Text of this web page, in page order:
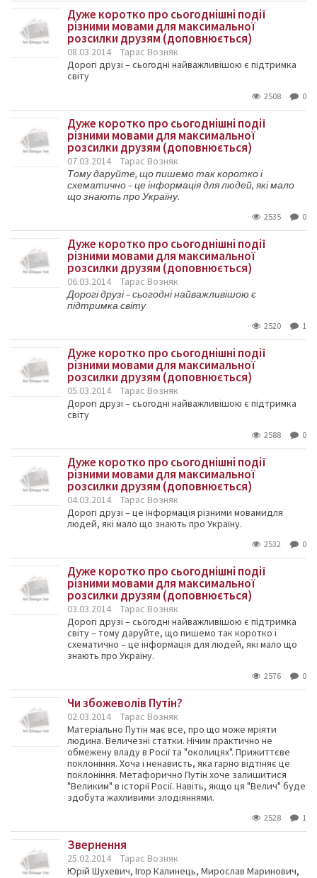
Дуже коротко про сьогоднішні події
різними мовами для максимальної
розсилки друзям (доповнюється)
08.03.2014
Тарас Возняк
Дорогі друзі – сьогодні найважливішою є підтримка
світу
2508 0
Дуже коротко про сьогоднішні події
різними мовами для максимальної
розсилки друзям (доповнюється)
07.03.2014
Тарас Возняк
Тому даруйте, що пишемо так коротко і
схематично – це інформація для людей, які мало
що знають про Україну.
2535 0
Дуже коротко про сьогоднішні події
різними мовами для максимальної
розсилки друзям (доповнюється)
06.03.2014
Тарас Возняк
Дорогі друзі – сьогодні найважливішою є
підтримка світу
2520 1
Дуже коротко про сьогоднішні події
різними мовами для максимальної
розсилки друзям (доповнюється)
05.03.2014
Тарас Возняк
Дорогі друзі – сьогодні найважливішою є підтримка
світу
2588 0
Дуже коротко про сьогоднішні події
різними мовами для максимальної
розсилки друзям (доповнюється)
04.03.2014
Тарас Возняк
Дорогі друзі – це інформація різними мовамидля
людей, які мало що знають про Україну.
2532 0
Дуже коротко про сьогоднішні події
різними мовами для максимальної
розсилки друзям (доповнюється)
03.03.2014
Тарас Возняк
Дорогі друзі – сьогодні найважливішою є підтримка
світу – тому даруйте, що пишемо так коротко і
схематично – це інформація для людей, які мало що
знають про Україну.
2576 0
Чи збожеволів Путін?
02.03.2014
Тарас Возняк
Матеріально Путін має все, про що може мріяти
людина. Величезні статки. Нічим практично не
обмежену владу в Росії та "околицях". Прижиттєве
поклоніння. Хоча і ненависть, яка гарно відтіняє це
поклоніння. Метафорично Путін хоче залишитися
"Великим" в історії Росії. Навіть, якщо ця "Велич" буде
здобута жахливими злодіяннями.
2528 1
Звернення
25.02.2014
Тарас Возняк
Юрій Шухевич, Ігор Калинець, Мирослав Маринович,